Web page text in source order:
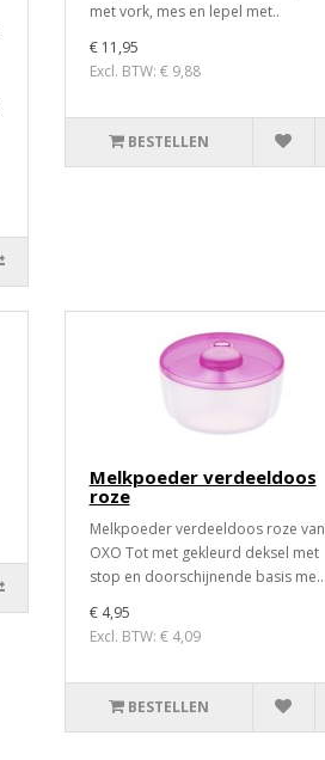
met vork, mes en lepel met..
€ 11,95
Excl. BTW: € 9,88
BESTELLEN
Melkpoeder verdeeldoos
roze
Melkpoeder verdeeldoos roze van
OXO Tot met gekleurd deksel met
stop en doorschijnende basis me..
€ 4,95
Excl. BTW: € 4,09
BESTELLEN